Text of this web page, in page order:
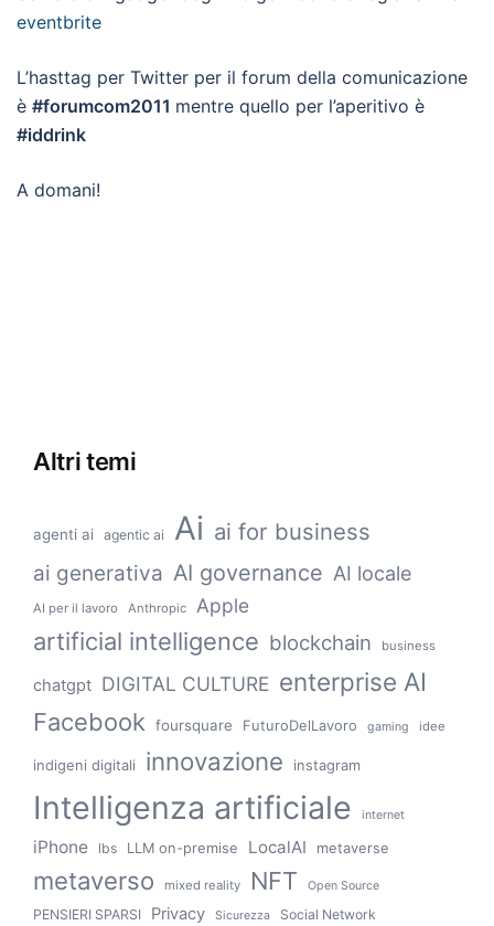
eventbrite
L’hasttag per Twitter per il forum della comunicazione
è #forumcom2011 mentre quello per l’aperitivo è
#iddrink
A domani!
Altri temi
agenti ai agentic ai Ai ai for business
ai generativa AI governance AI locale
AI per il lavoro Anthropic Apple
artificial intelligence blockchain business
chatgpt DIGITAL CULTURE enterprise AI
Facebook foursquare FuturoDelLavoro gaming idee
indigeni digitali innovazione instagram
Intelligenza artificiale internet
iPhone lbs LLM on-premise LocalAI metaverse
metaverso mixed reality NFT Open Source
PENSIERI SPARSI Privacy Sicurezza Social Network